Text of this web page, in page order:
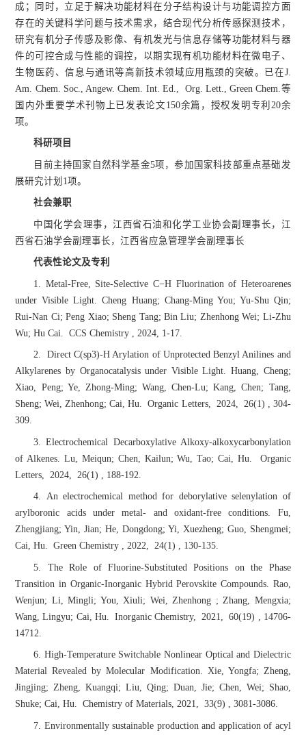
成；同时，立足于解决功能材料在分子结构设计与功能调控方面
存在的关键科学问题与技术需求，结合现代分析传感探测技术，
研究有机分子传感及影像、有机发光与信息存储等功能材料与器
件的可控合成与性能的调控，以期实现有机功能材料在微电子、
生物医药、信息与通讯等高新技术领域应用瓶颈的突破。已在J.
Am. Chem. Soc., Angew. Chem. Int. Ed., Org. Lett., Green Chem.等
国内外重要学术刊物上已发表论文150余篇，授权发明专利20余
项。
科研项目
目前主持国家自然科学基金5项，参加国家科技部重点基础发
展研究计划1项。
社会兼职
中国化学会理事，江西省石油和化学工业协会副理事长，江
西省石油学会副理事长，江西省应急管理学会副理事长
代表性论文及专利
1. Metal-Free, Site-Selective C−H Fluorination of Heteroarenes
under Visible Light. Cheng Huang; Chang-Ming You; Yu-Shu Qin;
Rui-Nan Ci; Peng Xiao; Sheng Tang; Bin Liu; Zhenhong Wei; Li-Zhu
Wu; Hu Cai. CCS Chemistry , 2024, 1-17.
2. Direct C(sp3)-H Arylation of Unprotected Benzyl Anilines and
Alkylarenes by Organocatalysis under Visible Light. Huang, Cheng;
Xiao, Peng; Ye, Zhong-Ming; Wang, Chen-Lu; Kang, Chen; Tang,
Sheng; Wei, Zhenhong; Cai, Hu. Organic Letters, 2024, 26(1) , 304-
309.
3. Electrochemical Decarboxylative Alkoxy-alkoxycarbonylation
of Alkenes. Lu, Meiqun; Chen, Kailun; Wu, Tao; Cai, Hu. Organic
Letters, 2024, 26(1) , 188-192.
4. An electrochemical method for deborylative selenylation of
arylboronic acids under metal- and oxidant-free conditions. Fu,
Zhengjiang; Yin, Jian; He, Dongdong; Yi, Xuezheng; Guo, Shengmei;
Cai, Hu. Green Chemistry , 2022, 24(1) , 130-135.
5. The Role of Fluorine-Substituted Positions on the Phase
Transition in Organic-Inorganic Hybrid Perovskite Compounds. Rao,
Wenjun; Li, Mingli; You, Xiuli; Wei, Zhenhong ; Zhang, Mengxia;
Wang, Lingyu; Cai, Hu. Inorganic Chemistry, 2021, 60(19) , 14706-
14712.
6. High-Temperature Switchable Nonlinear Optical and Dielectric
Material Revealed by Molecular Modification. Xie, Yongfa; Zheng,
Jingjing; Zheng, Kuangqi; Liu, Qing; Duan, Jie; Chen, Wei; Shao,
Shuke; Cai, Hu. Chemistry of Materials, 2021, 33(9) , 3081-3086.
7. Environmentally sustainable production and application of acyl